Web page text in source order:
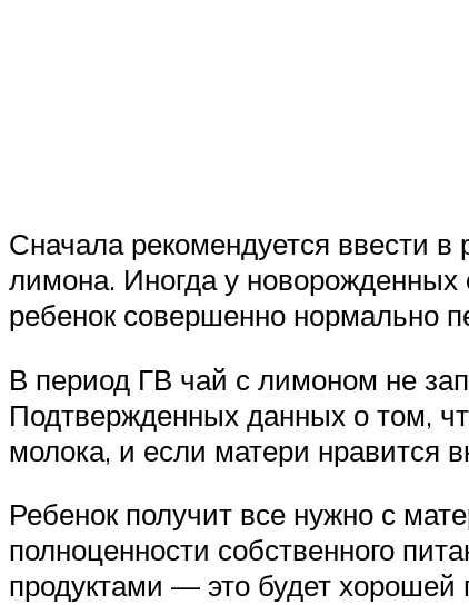
Сначала рекомендуется ввести в
лимона. Иногда у новорожденных
ребенок совершенно нормально
В период ГВ чай с лимоном не
Подтвержденных данных о том,
молока, и если матери нравится
Ребенок получит все нужно с
полноценности собственного
продуктами — это будет хорошей